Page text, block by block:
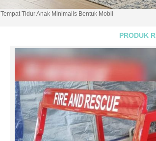
Tempat Tidur Anak Minimalis Bentuk Mobil
PRODUK